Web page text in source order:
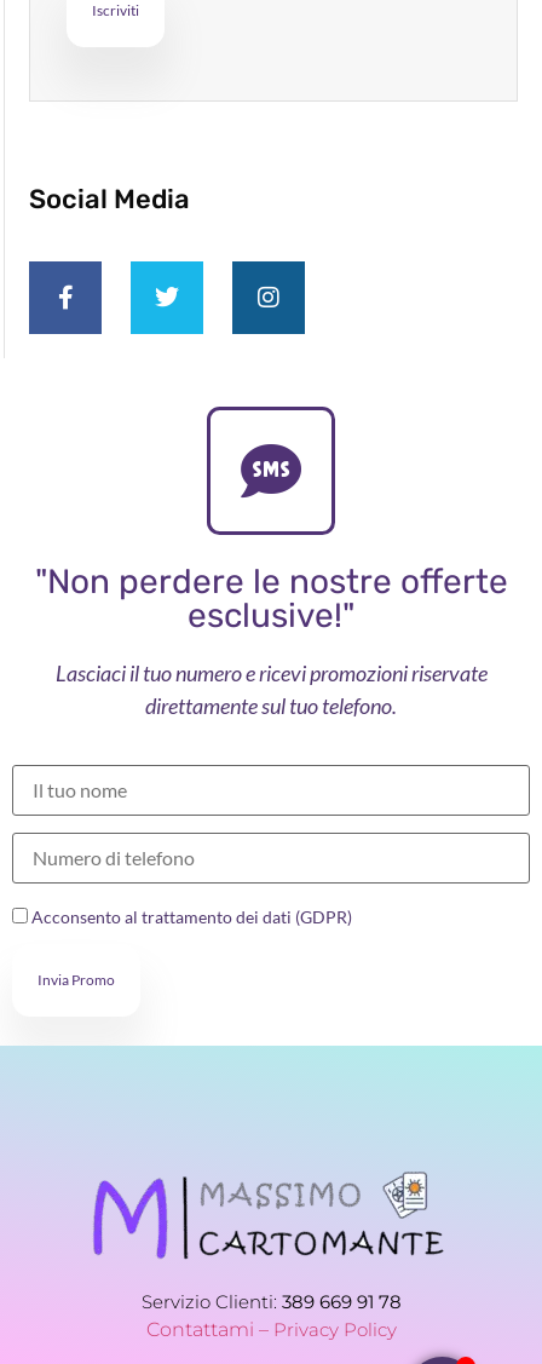
Social Media
"Non perdere le nostre offerte
esclusive!"
Lasciaci il tuo numero e ricevi promozioni riservate
direttamente sul tuo telefono.
Acconsento al trattamento dei dati (GDPR)
Invia Promo
Servizio Clienti: 389 669 91 78
Contattami – Privacy Policy